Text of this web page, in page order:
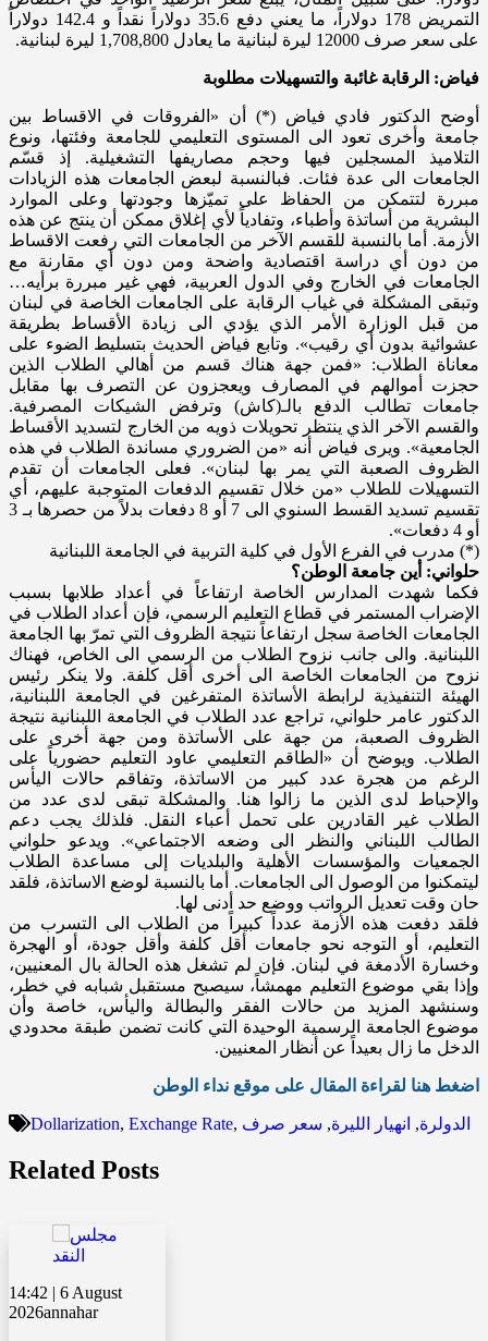
التمريض 178 دولاراً، ما يعني دفع 35.6 دولاراً نقداً و 142.4 دولاراً
على سعر صرف 12000 ليرة لبنانية ما يعادل 1,708,800 ليرة لبنانية.
فياض: الرقابة غائبة والتسهيلات مطلوبة
أوضح الدكتور فادي فياض (*) أن «الفروقات في الاقساط بين
جامعة وأخرى تعود الى المستوى التعليمي للجامعة وفئتها، ونوع
التلاميذ المسجلين فيها وحجم مصاريفها التشغيلية. إذ قسّم
الجامعات الى عدة فئات. فبالنسبة لبعض الجامعات هذه الزيادات
مبررة لتتمكن من الحفاظ على تميّزها وجودتها وعلى الموارد
البشرية من أساتذة وأطباء، وتفادياً لأي إغلاق ممكن أن ينتج عن هذه
الأزمة. أما بالنسبة للقسم الآخر من الجامعات التي رفعت الاقساط
من دون أي دراسة اقتصادية واضحة ومن دون أي مقارنة مع
الجامعات في الخارج وفي الدول العربية، فهي غير مبررة برأيه…
وتبقى المشكلة في غياب الرقابة على الجامعات الخاصة في لبنان
من قبل الوزارة الأمر الذي يؤدي الى زيادة الأقساط بطريقة
عشوائية بدون أي رقيب». وتابع فياض الحديث بتسليط الضوء على
معاناة الطلاب: «فمن جهة هناك قسم من أهالي الطلاب الذين
حجزت أموالهم في المصارف ويعجزون عن التصرف بها مقابل
جامعات تطالب الدفع بالـ(كاش) وترفض الشيكات المصرفية.
والقسم الآخر الذي ينتظر تحويلات ذويه من الخارج لتسديد الأقساط
الجامعية». ويرى فياض أنه «من الضروري مساندة الطلاب في هذه
الظروف الصعبة التي يمر بها لبنان». فعلى الجامعات أن تقدم
التسهيلات للطلاب «من خلال تقسيم الدفعات المتوجبة عليهم، أي
تقسيم تسديد القسط السنوي الى 7 أو 8 دفعات بدلاً من حصرها بـ 3
أو 4 دفعات».
(*) مدرب في الفرع الأول في كلية التربية في الجامعة اللبنانية
حلواني: أين جامعة الوطن؟
فكما شهدت المدارس الخاصة ارتفاعاً في أعداد طلابها بسبب
الإضراب المستمر في قطاع التعليم الرسمي، فإن أعداد الطلاب في
الجامعات الخاصة سجل ارتفاعاً نتيجة الظروف التي تمرّ بها الجامعة
اللبنانية. والى جانب نزوح الطلاب من الرسمي الى الخاص، فهناك
نزوح من الجامعات الخاصة الى أخرى أقل كلفة. ولا ينكر رئيس
الهيئة التنفيذية لرابطة الأساتذة المتفرغين في الجامعة اللبنانية،
الدكتور عامر حلواني، تراجع عدد الطلاب في الجامعة اللبنانية نتيجة
الظروف الصعبة، من جهة على الأساتذة ومن جهة أخرى على
الطلاب. ويوضح أن «الطاقم التعليمي عاود التعليم حضورياً على
الرغم من هجرة عدد كبير من الاساتذة، وتفاقم حالات اليأس
والإحباط لدى الذين ما زالوا هنا. والمشكلة تبقى لدى عدد من
الطلاب غير القادرين على تحمل أعباء النقل. فلذلك يجب دعم
الطالب اللبناني والنظر الى وضعه الاجتماعي». ويدعو حلواني
الجمعيات والمؤسسات الأهلية والبلديات إلى مساعدة الطلاب
ليتمكنوا من الوصول الى الجامعات. أما بالنسبة لوضع الاساتذة، فلقد
حان وقت تعديل الرواتب ووضع حد أدنى لها.
فلقد دفعت هذه الأزمة عدداً كبيراً من الطلاب الى التسرب من
التعليم، أو التوجه نحو جامعات أقل كلفة وأقل جودة، أو الهجرة
وخسارة الأدمغة في لبنان. فإن لم تشغل هذه الحالة بال المعنيين،
وإذا بقي موضوع التعليم مهمشاً، سيصبح مستقبل شبابه في خطر،
وسنشهد المزيد من حالات الفقر والبطالة واليأس، خاصة وأن
موضوع الجامعة الرسمية الوحيدة التي كانت تضمن طبقة محدودي
الدخل ما زال بعيداً عن أنظار المعنيين.
اضغط هنا لقراءة المقال على موقع نداء الوطن
Dollarization, Exchange Rate, الدولرة, انهيار الليرة, سعر صرف
Related Posts
14:42 | 6 August
2026annahar